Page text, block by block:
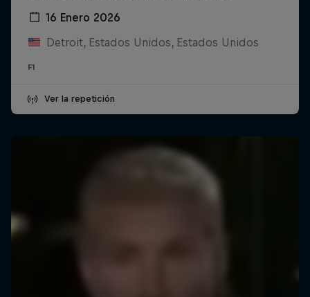
16 Enero 2026
Detroit, Estados Unidos, Estados Unidos
F1
Ver la repetición